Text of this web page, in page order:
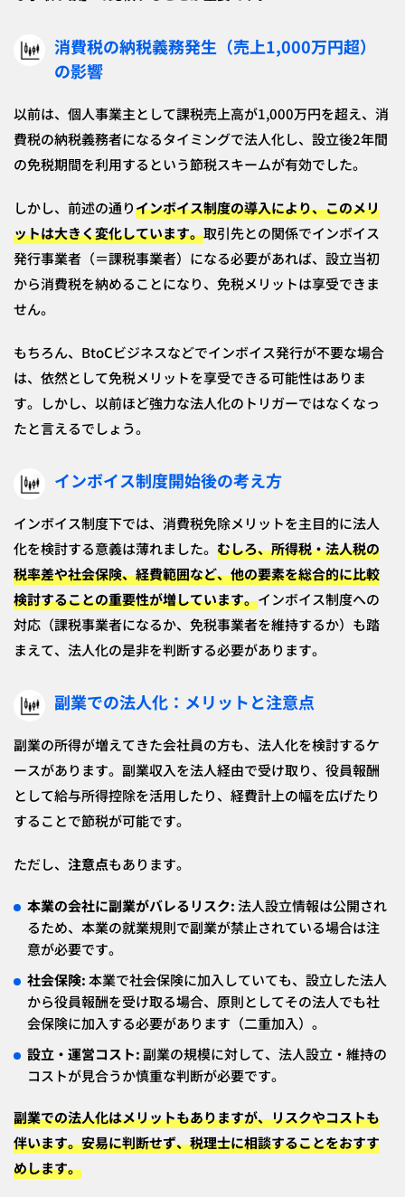
消費税の納税義務発生（売上1,000万円超）
の影響
以前は、個人事業主として課税売上高が1,000万円を超え、消
費税の納税義務者になるタイミングで法人化し、設立後2年間
の免税期間を利用するという節税スキームが有効でした。
しかし、前述の通りインボイス制度の導入により、このメリ
ットは大きく変化しています。取引先との関係でインボイス
発行事業者（＝課税事業者）になる必要があれば、設立当初
から消費税を納めることになり、免税メリットは享受できま
せん。
もちろん、BtoCビジネスなどでインボイス発行が不要な場合
は、依然として免税メリットを享受できる可能性はありま
す。しかし、以前ほど強力な法人化のトリガーではなくなっ
たと言えるでしょう。
インボイス制度開始後の考え方
インボイス制度下では、消費税免除メリットを主目的に法人
化を検討する意義は薄れました。 むしろ、所得税・法人税の
税率差や社会保険、経費範囲など、他の要素を総合的に比較
検討することの重要性が増しています。インボイス制度への
対応（課税事業者になるか、免税事業者を維持するか）も踏
まえて、法人化の是非を判断する必要があります。
副業での法人化：メリットと注意点
副業の所得が増えてきた会社員の方も、法人化を検討するケ
ースがあります。副業収入を法人経由で受け取り、役員報酬
として給与所得控除を活用したり、経費計上の幅を広げたり
することで節税が可能です。
ただし、 注意点もあります。
本業の会社に副業がバレるリスク:法人設立情報は公開され
るため、本業の就業規則で副業が禁止されている場合は注
意が必要です。
社会保険:本業で社会保険に加入していても、設立した法人
から役員報酬を受け取る場合、原則としてその法人でも社
会保険に加入する必要があります（二重加入）。
設立・運営コスト:副業の規模に対して、法人設立・維持の
コストが見合うか慎重な判断が必要です。
副業での法人化はメリットもありますが、リスクやコストも
伴います。安易に判断せず、税理士に相談することをおすす
めします。